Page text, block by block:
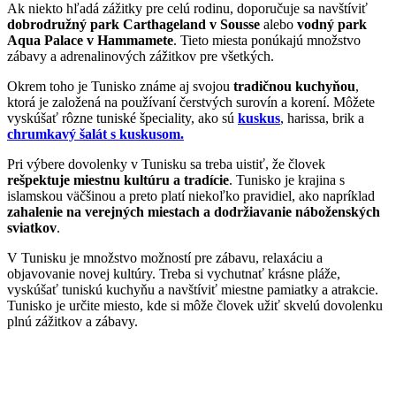
Ak niekto hľadá zážitky pre celú rodinu, doporučuje sa navštíviť
dobrodružný park Carthageland v Sousse alebo vodný park
Aqua Palace v Hammamete. Tieto miesta ponúkajú množstvo
zábavy a adrenalinových zážitkov pre všetkých.
Okrem toho je Tunisko známe aj svojou tradičnou kuchyňou,
ktorá je založená na používaní čerstvých surovín a korení. Môžete
vyskúšať rôzne tuniské špeciality, ako sú kuskus, harissa, brik a
chrumkavý šalát s kuskusom.
Pri výbere dovolenky v Tunisku sa treba uistiť, že človek
rešpektuje miestnu kultúru a tradície. Tunisko je krajina s
islamskou väčšinou a preto platí niekoľko pravidiel, ako napríklad
zahalenie na verejných miestach a dodržiavanie náboženských
sviatkov.
V Tunisku je množstvo možností pre zábavu, relaxáciu a
objavovanie novej kultúry. Treba si vychutnať krásne pláže,
vyskúšať tuniskú kuchyňu a navštíviť miestne pamiatky a atrakcie.
Tunisko je určite miesto, kde si môže človek užiť skvelú dovolenku
plnú zážitkov a zábavy.